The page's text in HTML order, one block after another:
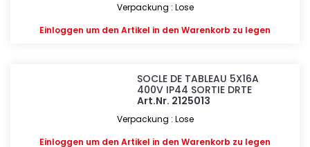
Verpackung : Lose
Einloggen um den Artikel in den Warenkorb zu legen
SOCLE DE TABLEAU 5X16A
400V IP44 SORTIE DRTE
Art.Nr. 2125013
Verpackung : Lose
Einloggen um den Artikel in den Warenkorb zu legen